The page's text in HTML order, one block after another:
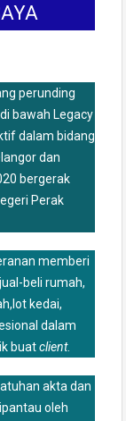
perunding
bawah Legacy
dalam bidang
dan
bergerak
Perak
memberi
beli rumah,
kedai,
dalam
buatclient.
akta dan
oleh